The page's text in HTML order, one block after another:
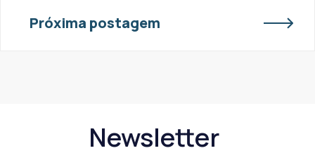
Próxima postagem
Newsletter